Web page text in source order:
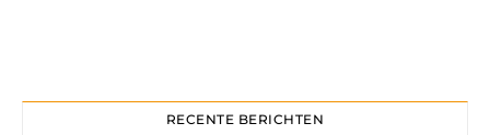
RECENTE BERICHTEN